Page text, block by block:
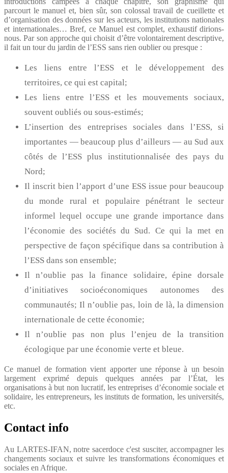
parcourt le manuel et, bien sûr, son colossal travail de cueillette et
d’organisation des données sur les acteurs, les institutions nationales
et internationales… Bref, ce Manuel est complet, exhaustif dirions-
nous. Par son approche qui choisit d’être volontairement descriptive,
il fait un tour du jardin de l’ESS sans rien oublier ou presque :
Les liens entre l’ESS et le développement des
territoires, ce qui est capital;
Les liens entre l’ESS et les mouvements sociaux,
souvent oubliés ou sous-estimés;
L’insertion des entreprises sociales dans l’ESS, si
importantes — beaucoup plus d’ailleurs — au Sud aux
côtés de l’ESS plus institutionnalisée des pays du
Nord;
Il inscrit bien l’apport d’une ESS issue pour beaucoup
du monde rural et populaire pénétrant le secteur
informel lequel occupe une grande importance dans
l’économie des sociétés du Sud. Ce qui la met en
perspective de façon spécifique dans sa contribution à
l’ESS dans son ensemble;
Il n’oublie pas la finance solidaire, épine dorsale
d’initiatives socioéconomiques autonomes des
communautés; Il n’oublie pas, loin de là, la dimension
internationale de cette économie;
Il n’oublie pas non plus l’enjeu de la transition
écologique par une économie verte et bleue.
Ce manuel de formation vient apporter une réponse à un besoin
largement exprimé depuis quelques années par l’État, les
organisations à but non lucratif, les entreprises d’économie sociale et
solidaire, les entrepreneurs, les instituts de formation, les universités,
etc.
Contact info
Au LARTES-IFAN, notre sacerdoce c'est susciter, accompagner les
changements sociaux et suivre les transformations économiques et
sociales en Afrique.